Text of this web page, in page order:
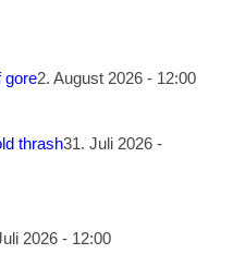
gore2. August 2026 - 12:00
thrash31. Juli 2026 -
2026 - 12:00